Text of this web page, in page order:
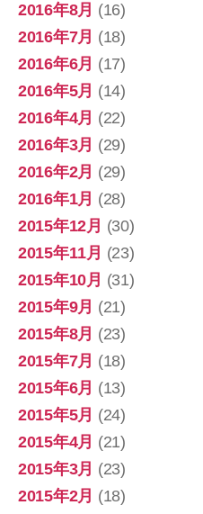
2016年8月 (16)
2016年7月 (18)
2016年6月 (17)
2016年5月 (14)
2016年4月 (22)
2016年3月 (29)
2016年2月 (29)
2016年1月 (28)
2015年12月 (30)
2015年11月 (23)
2015年10月 (31)
2015年9月 (21)
2015年8月 (23)
2015年7月 (18)
2015年6月 (13)
2015年5月 (24)
2015年4月 (21)
2015年3月 (23)
2015年2月 (18)